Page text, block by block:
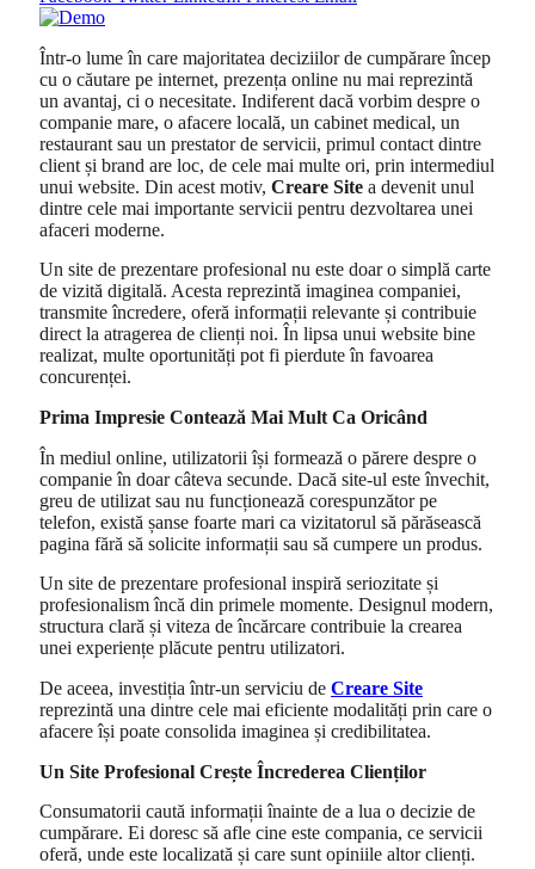
Într-o lume în care majoritatea deciziilor de cumpărare încep
cu o căutare pe internet, prezența online nu mai reprezintă
un avantaj, ci o necesitate. Indiferent dacă vorbim despre o
companie mare, o afacere locală, un cabinet medical, un
restaurant sau un prestator de servicii, primul contact dintre
client și brand are loc, de cele mai multe ori, prin intermediul
unui website. Din acest motiv, Creare Site a devenit unul
dintre cele mai importante servicii pentru dezvoltarea unei
afaceri moderne.
Un site de prezentare profesional nu este doar o simplă carte
de vizită digitală. Acesta reprezintă imaginea companiei,
transmite încredere, oferă informații relevante și contribuie
direct la atragerea de clienți noi. În lipsa unui website bine
realizat, multe oportunități pot fi pierdute în favoarea
concurenței.
Prima Impresie Contează Mai Mult Ca Oricând
În mediul online, utilizatorii își formează o părere despre o
companie în doar câteva secunde. Dacă site-ul este învechit,
greu de utilizat sau nu funcționează corespunzător pe
telefon, există șanse foarte mari ca vizitatorul să părăsească
pagina fără să solicite informații sau să cumpere un produs.
Un site de prezentare profesional inspiră seriozitate și
profesionalism încă din primele momente. Designul modern,
structura clară și viteza de încărcare contribuie la crearea
unei experiențe plăcute pentru utilizatori.
De aceea, investiția într-un serviciu de Creare Site
reprezintă una dintre cele mai eficiente modalități prin care o
afacere își poate consolida imaginea și credibilitatea.
Un Site Profesional Crește Încrederea Clienților
Consumatorii caută informații înainte de a lua o decizie de
cumpărare. Ei doresc să afle cine este compania, ce servicii
oferă, unde este localizată și care sunt opiniile altor clienți.